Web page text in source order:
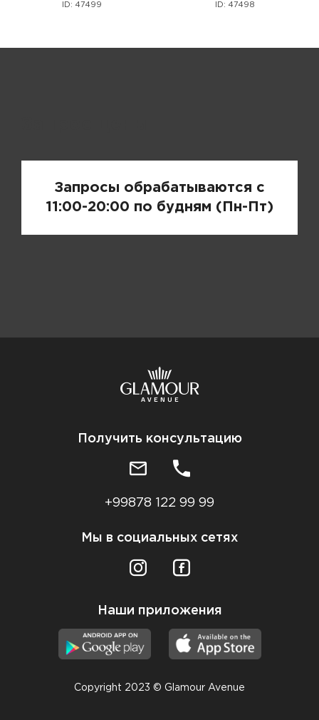
ID: 47499 ID: 47498
Запросы обрабатываются с
11:00-20:00 по будням (Пн-Пт)
Получить консультацию
+99878 122 99 99
Мы в социальных сетях
Наши приложения
Copyright 2023 © Glamour Avenue